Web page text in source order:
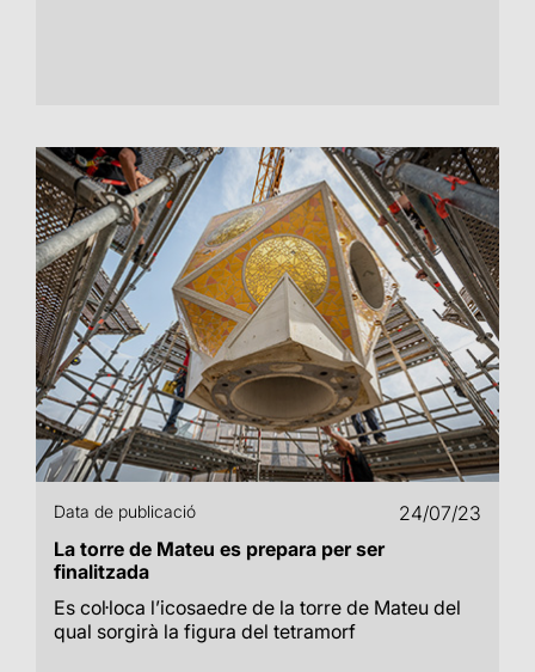
Data de publicació
24/07/23
La torre de Mateu es prepara per ser
finalitzada
Es col·loca l’icosaedre de la torre de Mateu del
qual sorgirà la figura del tetramorf